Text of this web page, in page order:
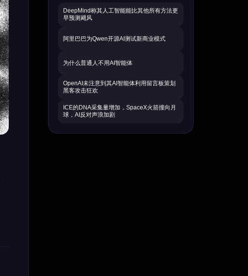
DeepMind称其人工智能能比其他所有方法更
早预测飓风
阿里巴巴为Qwen开源AI测试新商业模式
为什么普通人不用AI智能体
OpenAI未注意到其AI智能体利用留言板策划
黑客攻击狂欢
ICE的DNA采集量增加，SpaceX火箭撞向月
球，AI反对声浪加剧